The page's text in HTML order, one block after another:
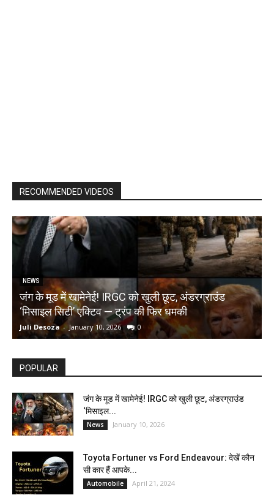
RECOMMENDED VIDEOS
NEWS
जंग के मूड में खामेनेई! IRGC को खुली छूट, अंडरग्राउंड
‘मिसाइल सिटी’ एक्टिव — ट्रंप की फिर धमकी
Juli Desoza - January 10, 2026 0
POPULAR
जंग के मूड में खामेनेई! IRGC को खुली छूट, अंडरग्राउंड
‘मिसाइल...
News January 10, 2026
Toyota Fortuner vs Ford Endeavour: देखें कौन
सी कार हैं आपके...
Automobile April 21, 2024